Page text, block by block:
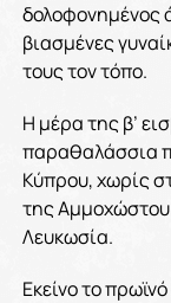
δολοφονημένος
βιασμένες
τους τον τόπο.
Η μέρα της β’
παραθαλάσσια
Κύπρου, χωρίς
της
Λευκωσία.
Εκείνο το